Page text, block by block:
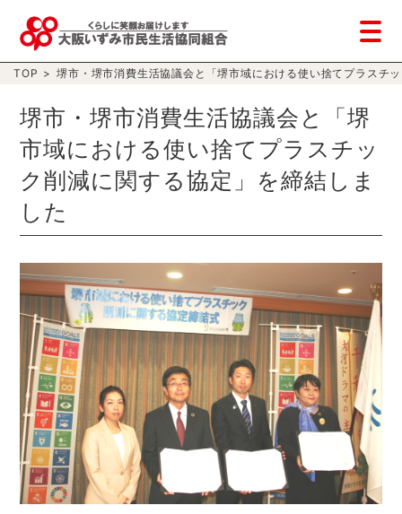
TOP > 堺市・堺市消費生活協議会と「堺市域における使い捨てプラスチ
堺市・堺市消費生活協議会と「堺
市域における使い捨てプラスチッ
ク削減に関する協定」を締結しま
した